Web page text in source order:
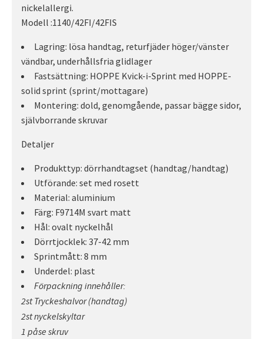
nickelallergi.
Modell :1140/42FI/42FIS
Lagring: lösa handtag, returfjäder höger/vänster
vändbar, underhållsfria glidlager
Fastsättning: HOPPE Kvick-i-Sprint med HOPPE-
solid sprint (sprint/mottagare)
Montering: dold, genomgående, passar bägge sidor,
självborrande skruvar
Detaljer
Produkttyp: dörrhandtagset (handtag/handtag)
Utförande: set med rosett
Material: aluminium
Färg: F9714M svart matt
Hål: ovalt nyckelhål
Dörrtjocklek: 37-42 mm
Sprintmått: 8 mm
Underdel: plast
Förpackning innehåller:
2st Tryckeshalvor (handtag)
2st nyckelskyltar
1 påse skruv